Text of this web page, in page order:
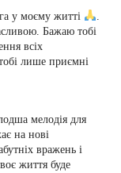
у моєму житті
.
Бажаю тобі
всіх
лише приємні
мелодія для
на нові
вражень і
життя буде